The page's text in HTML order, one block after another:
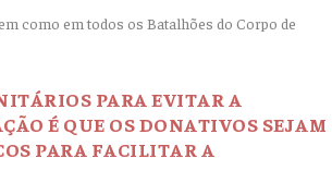
como em todos os Batalhões do Corpo de
PARA EVITAR A
É QUE OS DONATIVOS SEJAM
PARA FACILITAR A